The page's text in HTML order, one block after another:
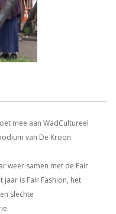
mee aan WadCultureel
van De Kroon.
weer samen met de Fair
is Fair Fashion, het
slechte